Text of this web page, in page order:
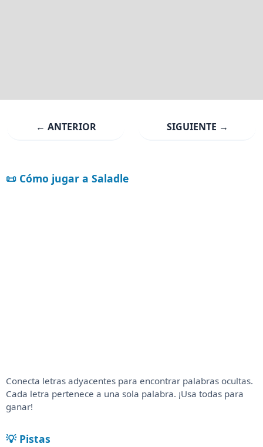
← ANTERIOR SIGUIENTE →
📜 Cómo jugar a Saladle
Conecta letras adyacentes para encontrar palabras ocultas.
Cada letra pertenece a una sola palabra. ¡Usa todas para
ganar!
💡 Pistas